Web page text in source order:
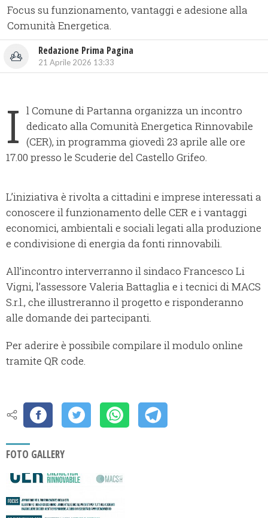
Focus su funzionamento, vantaggi e adesione alla
Comunità Energetica.
Redazione Prima Pagina
21 Aprile 2026 13:33
I l Comune di Partanna organizza un incontro
dedicato alla Comunità Energetica Rinnovabile
(CER), in programma giovedì 23 aprile alle ore
17.00 presso le Scuderie del Castello Grifeo.
L’iniziativa è rivolta a cittadini e imprese interessati a
conoscere il funzionamento delle CER e i vantaggi
economici, ambientali e sociali legati alla produzione
e condivisione di energia da fonti rinnovabili.
All’incontro interverranno il sindaco Francesco Li
Vigni, l’assessore Valeria Battaglia e i tecnici di MACS
S.r.l., che illustreranno il progetto e risponderanno
alle domande dei partecipanti.
Per aderire è possibile compilare il modulo online
tramite QR code.
FOTO GALLERY